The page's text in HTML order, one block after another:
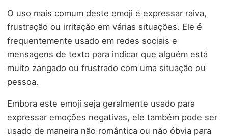
O uso mais comum deste emoji é expressar raiva,
frustração ou irritação em várias situações. Ele é
frequentemente usado em redes sociais e
mensagens de texto para indicar que alguém está
muito zangado ou frustrado com uma situação ou
pessoa.
Embora este emoji seja geralmente usado para
expressar emoções negativas, ele também pode ser
usado de maneira não romântica ou não óbvia para